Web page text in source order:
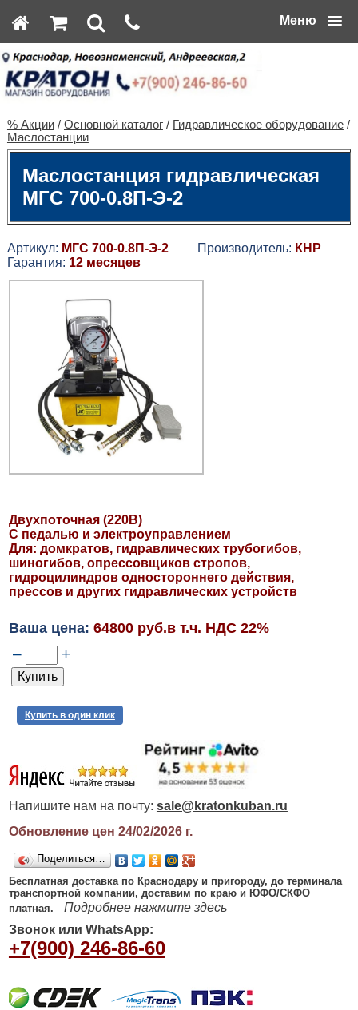
Меню
% Акции/ Основной каталог/ Гидравлическое оборудование/
Маслостанции
Маслостанция гидравлическая
МГС 700-0.8П-Э-2
Артикул: МГС 700-0.8П-Э-2Производитель: КНР
Гарантия: 12 месяцев
Двухпоточная (220В)
С педалью и электроуправлением
Для: домкратов, гидравлических трубогибов,
шиногибов, опрессовщиков стропов,
гидроцилиндров одностороннего действия,
прессов и других гидравлических устройств
Ваша цена: 64800 руб.в т.ч. НДС 22%
– +
Купить в один клик
Напишите нам на почту: sale@kratonkuban.ru
Обновление цен 24/02/2026г.
Поделиться…
Бесплатная доставка по Краснодару и пригороду, до терминала
транспортной компании, доставим по краю и ЮФО/СКФО
платная.
Подробнее нажмите здесь
Звонок или WhatsApp:
+7(900) 246-86-60